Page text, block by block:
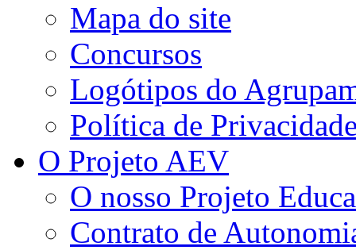
Mapa do site
Concursos
Logótipos do
Política de
O Projeto AEV
O nosso Projeto
Contrato de